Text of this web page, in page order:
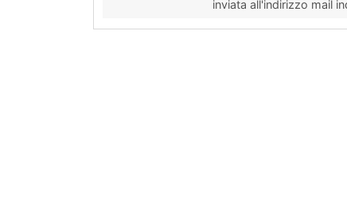
inviata all'indirizzo mail